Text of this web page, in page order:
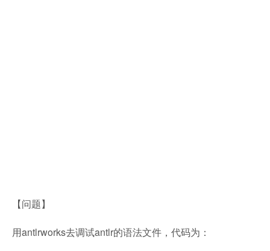
【问题】
用antlrworks去调试antlr的语法文件，代码为：